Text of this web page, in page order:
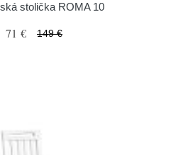
stolička ROMA 10
71 € 149 €